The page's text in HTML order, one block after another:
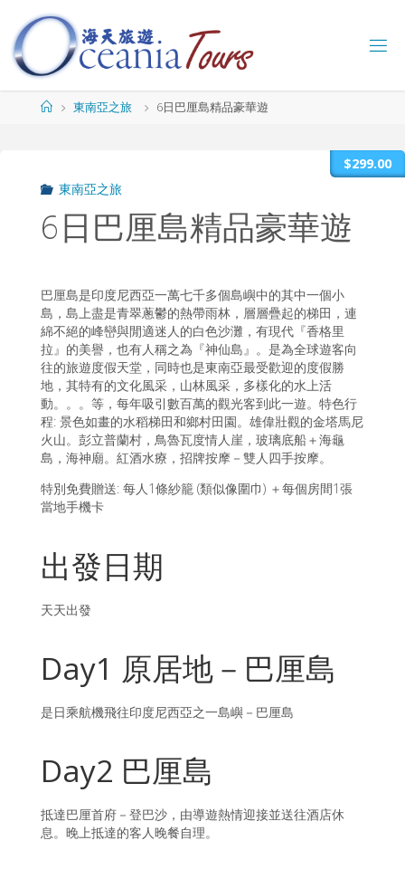
content
AT
O
Home東南亞之旅 6日巴厘島精品豪華遊
東南亞之旅
$299.00
6日巴厘島精品豪華遊
巴厘島是印度尼西亞一萬七千多個島嶼中的其中一個小
島，島上盡是青翠蔥鬱的熱帶雨林，層層疊起的梯田，連
綿不絕的峰巒與閒適迷人的白色沙灘，有現代『香格里
拉』的美譽，也有人稱之為『神仙島』。是為全球遊客向
往的旅遊度假天堂，同時也是東南亞最受歡迎的度假勝
地，其特有的文化風采，山林風采，多樣化的水上活
動。。。等，每年吸引數百萬的觀光客到此一遊。特色行
程: 景色如畫的水稻梯田和鄉村田園。雄偉壯觀的金塔馬尼
火山。彭立普蘭村，鳥魯瓦度情人崖，玻璃底船＋海龜
島，海神廟。紅酒水療，招牌按摩－雙人四手按摩。
特別免費贈送: 每人1條紗籠 (類似像圍巾) ＋每個房間1張
當地手機卡
出發日期
天天出發
Day1 原居地－巴厘島
是日乘航機飛往印度尼西亞之一島嶼－巴厘島
Day2 巴厘島
抵達巴厘首府－登巴沙，由導遊熱情迎接並送往酒店休
息。晚上抵達的客人晚餐自理。